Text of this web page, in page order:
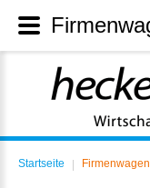
Startseite | Firmenwagen